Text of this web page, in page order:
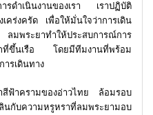
รดำเนินงานของเรา เราปฏิบัติ
คร่งครัด เพื่อให้มั่นใจว่าการเดิน
ลมพระยาทำให้ประสบการณ์การ
กที่ขึ้นเรือ โดยมีทีมงานที่พร้อม
รเดินทาง
สีฟ้าครามของอ่าวไทย ล้อมรอบ
กับความหรูหราที่ลมพระยามอบ